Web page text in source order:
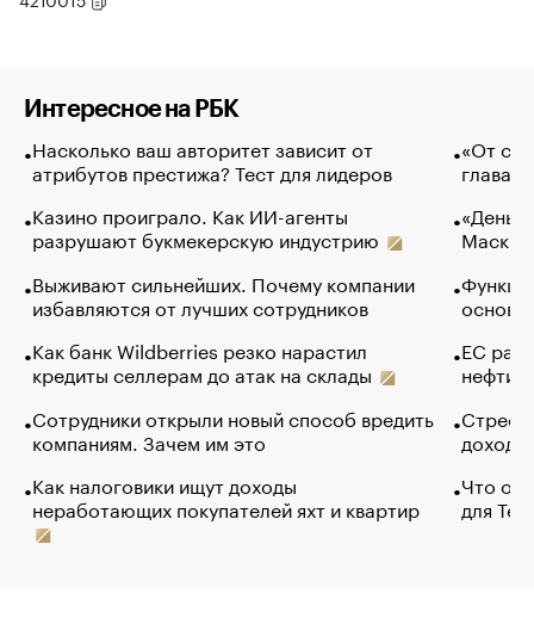
Интересное на РБК
Насколько ваш авторитет зависит от
атрибутов престижа? Тест для лидеров
Казино проиграло. Как ИИ-агенты
разрушают букмекерскую индустрию
Выживают сильнейших. Почему компании
избавляются от лучших сотрудников
Как банк Wildberries резко нарастил
кредиты селлерам до атак на склады
Сотрудники открыли новый способ вредить
компаниям. Зачем им это
Как налоговики ищут доходы
неработающих покупателей яхт и квартир
«От
глава
Маск в
основ
ЕС
нефти
Что
для